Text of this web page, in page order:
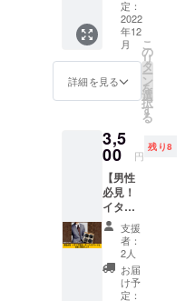
ら1年間
です。
ただ応
援した
い人向
けのリ
ターン
です。
ご支援
のポス
トカー
ドを送
りま
す。 ※
送料込
みのお
値段で
す。
定：
2022
年12
月
詳細を見る
こ
の
リ
タ
ー
ン
を
選
択
す
る
3,5
00 円
残り8
【男性
必見！
イタリ
ア製
オー
ダーメ
イド
スーツ
とお揃
支援
者：
2人
お届
け予
定：